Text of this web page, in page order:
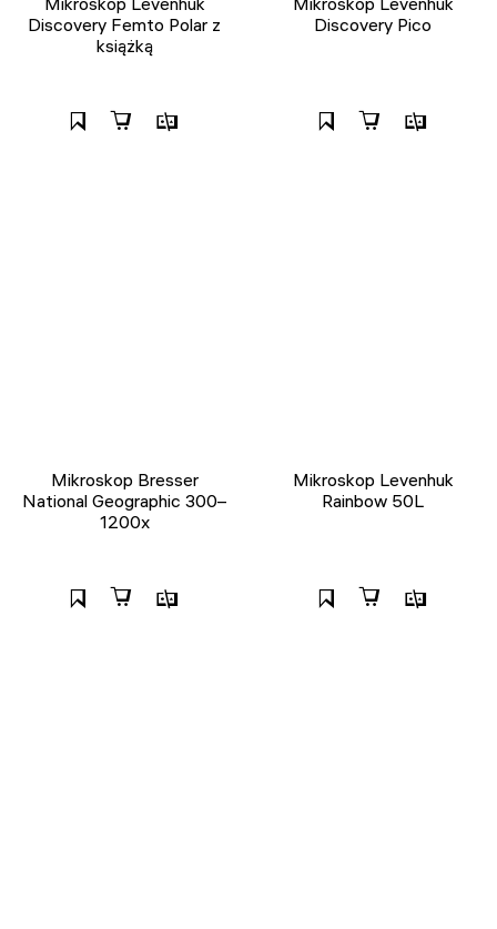
Discovery Femto Polar z
książką
Discovery Pico
Mikroskop Bresser
National Geographic 300–
1200x
Mikroskop Levenhuk
Rainbow 50L